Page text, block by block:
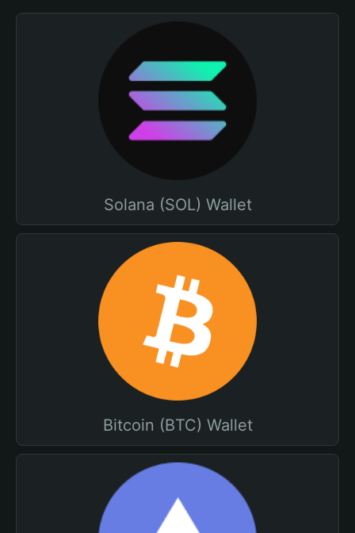
Solana (SOL) Wallet
Bitcoin (BTC) Wallet